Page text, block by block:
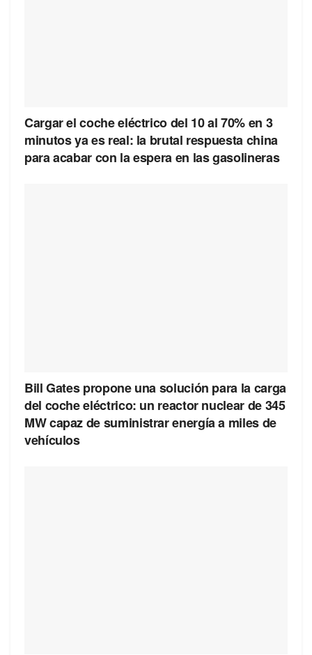
Cargar el coche eléctrico del 10 al 70% en 3
minutos ya es real: la brutal respuesta china
para acabar con la espera en las gasolineras
Bill Gates propone una solución para la carga
del coche eléctrico: un reactor nuclear de 345
MW capaz de suministrar energía a miles de
vehículos